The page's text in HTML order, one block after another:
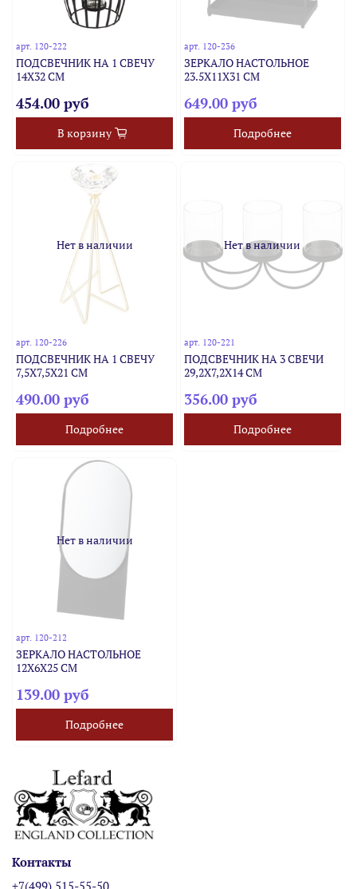
арт. 120-222
ПОДСВЕЧНИК НА 1 СВЕЧУ
14Х32 СМ
454.00 руб
В корзину
арт. 120-236
ЗЕРКАЛО НАСТОЛЬНОЕ
23.5Х11Х31 СМ
649.00 руб
Подробнее
Нет в наличии
арт. 120-226
ПОДСВЕЧНИК НА 1 СВЕЧУ
7,5Х7,5Х21 СМ
490.00 руб
Подробнее
Нет в наличии
арт. 120-221
ПОДСВЕЧНИК НА 3 СВЕЧИ
29,2Х7,2Х14 СМ
356.00 руб
Подробнее
Нет в наличии
арт. 120-212
ЗЕРКАЛО НАСТОЛЬНОЕ
12Х6Х25 СМ
139.00 руб
Подробнее
Контакты